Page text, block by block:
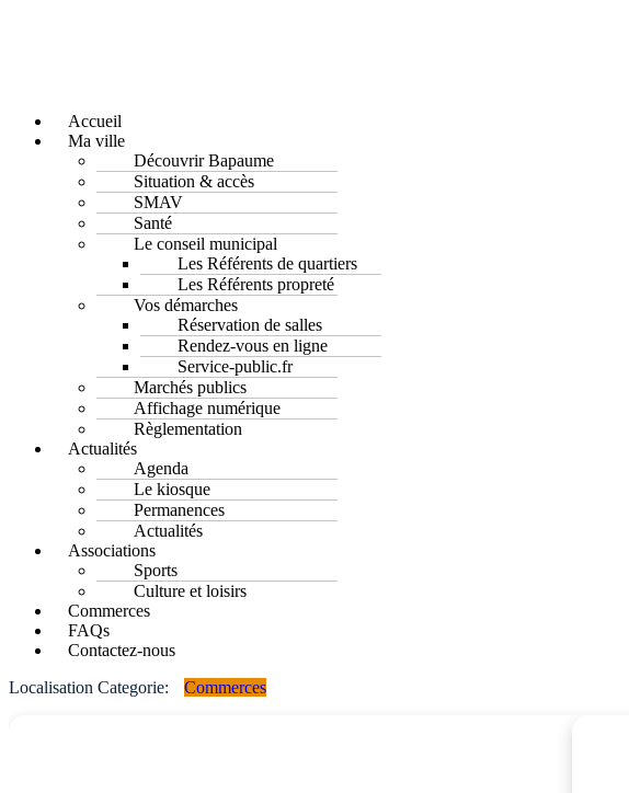
Accueil
Ma ville
Découvrir Bapaume
Situation & accès
SMAV
Santé
Le conseil municipal
Les Référents de quartiers
Les Référents propreté
Vos démarches
Réservation de salles
Rendez-vous en ligne
Service-public.fr
Marchés publics
Affichage numérique
Règlementation
Actualités
Agenda
Le kiosque
Permanences
Actualités
Associations
Sports
Culture et loisirs
Commerces
FAQs
Contactez-nous
Localisation Categorie:
Commerces